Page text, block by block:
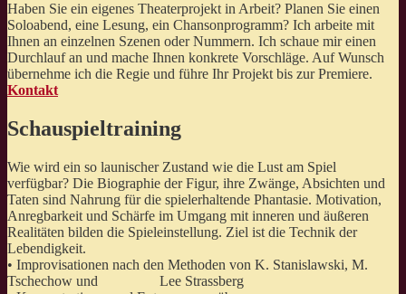
Haben Sie ein eigenes Theaterprojekt in Arbeit? Planen Sie einen
Soloabend, eine Lesung, ein Chansonprogramm? Ich arbeite mit
Ihnen an einzelnen Szenen oder Nummern. Ich schaue mir einen
Durchlauf an und mache Ihnen konkrete Vorschläge. Auf Wunsch
übernehme ich die Regie und führe Ihr Projekt bis zur Premiere.
Kontakt
Schauspieltraining
Wie wird ein so launischer Zustand wie die Lust am Spiel
verfügbar? Die Biographie der Figur, ihre Zwänge, Absichten und
Taten sind Nahrung für die spielerhaltende Phantasie. Motivation,
Anregbarkeit und Schärfe im Umgang mit inneren und äußeren
Realitäten bilden die Spieleinstellung. Ziel ist die Technik der
Lebendigkeit.
• Improvisationen nach den Methoden von K. Stanislawski, M.
Tschechow und Lee Strassberg